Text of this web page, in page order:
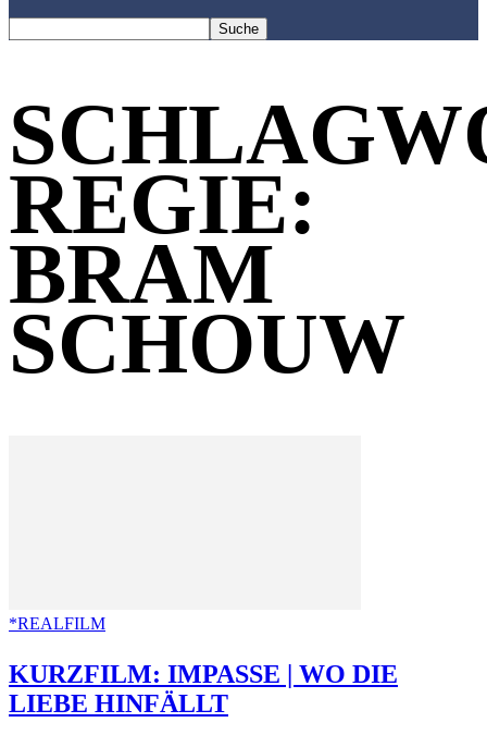
REGIE:
BRAM
SCHOUW
*REALFILM
KURZFILM: IMPASSE | WO DIE
LIEBE HINFÄLLT